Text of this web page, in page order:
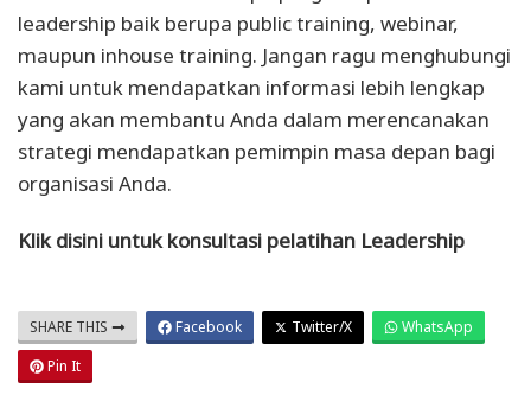
leadership baik berupa public training, webinar,
maupun inhouse training. Jangan ragu menghubungi
kami untuk mendapatkan informasi lebih lengkap
yang akan membantu Anda dalam merencanakan
strategi mendapatkan pemimpin masa depan bagi
organisasi Anda.
Klik disini untuk konsultasi pelatihan Leadership
SHARE THIS Facebook Twitter/X
WhatsApp
Pin It